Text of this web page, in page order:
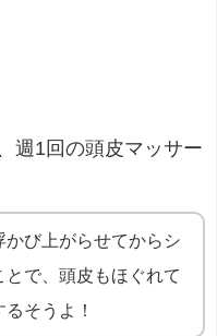
週1回の頭皮マッサー
かび上がらせてからシ
とで、頭皮もほぐれて
そうよ！